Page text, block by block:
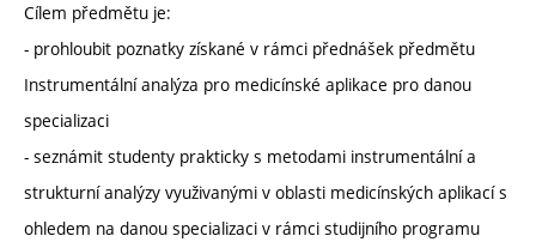
Cílem předmětu je:
- prohloubit poznatky získané v rámci přednášek předmětu
Instrumentální analýza pro medicínské aplikace pro danou
specializaci
- seznámit studenty prakticky s metodami instrumentální a
strukturní analýzy využivanými v oblasti medicínských aplikací s
ohledem na danou specializaci v rámci studijního programu